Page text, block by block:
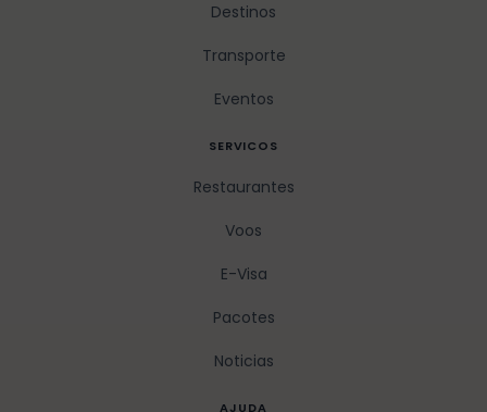
Destinos
Transporte
Eventos
SERVICOS
Restaurantes
Voos
E-Visa
Pacotes
Noticias
AJUDA